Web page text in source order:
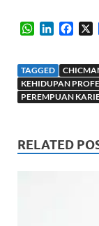
W
t
s
A
k
e
d
e
b
o
TAGGED
KEHIDUPAN
PEREMPUAN
RELATED